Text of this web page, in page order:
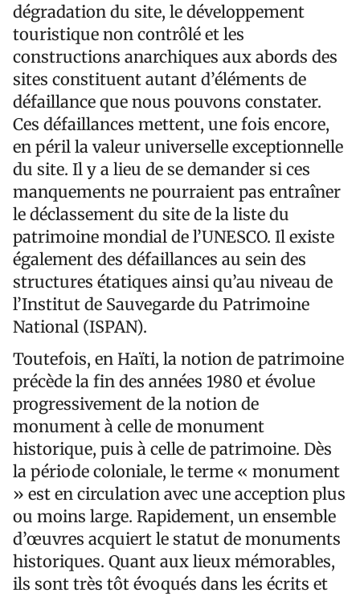
dégradation du site, le développement
touristique non contrôlé et les
constructions anarchiques aux abords des
sites constituent autant d’éléments de
défaillance que nous pouvons constater.
Ces défaillances mettent, une fois encore,
en péril la valeur universelle exceptionnelle
du site. Il y a lieu de se demander si ces
manquements ne pourraient pas entraîner
le déclassement du site de la liste du
patrimoine mondial de l’UNESCO. Il existe
également des défaillances au sein des
structures étatiques ainsi qu’au niveau de
l’Institut de Sauvegarde du Patrimoine
National (ISPAN).
Toutefois, en Haïti, la notion de patrimoine
précède la fin des années 1980 et évolue
progressivement de la notion de
monument à celle de monument
historique, puis à celle de patrimoine. Dès
la période coloniale, le terme « monument
» est en circulation avec une acception plus
ou moins large. Rapidement, un ensemble
d’œuvres acquiert le statut de monuments
historiques. Quant aux lieux mémorables,
ils sont très tôt évoqués dans les écrits et